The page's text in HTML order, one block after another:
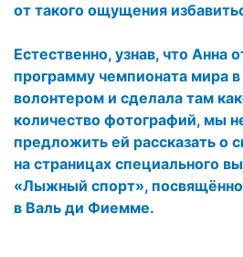
от такого ощущения
Естественно, узнав, что Анна
программу чемпионата мира
волонтером и сделала там
количество фотографий, мы
предложить ей рассказать о
на страницах специального
«Лыжный спорт»,
в Валь ди Фиемме.